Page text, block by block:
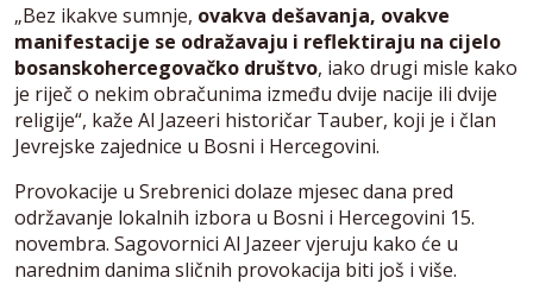
„Bez ikakve sumnje, ovakva dešavanja, ovakve
manifestacije se odražavaju i reflektiraju na cijelo
bosanskohercegovačko društvo, iako drugi misle kako
je riječ o nekim obračunima između dvije nacije ili dvije
religije“, kaže Al Jazeeri historičar Tauber, koji je i član
Jevrejske zajednice u Bosni i Hercegovini.
Provokacije u Srebrenici dolaze mjesec dana pred
održavanje lokalnih izbora u Bosni i Hercegovini 15.
novembra. Sagovornici Al Jazeer vjeruju kako će u
narednim danima sličnih provokacija biti još i više.